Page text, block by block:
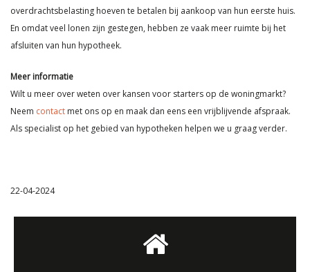
overdrachtsbelasting hoeven te betalen bij aankoop van hun eerste huis.
En omdat veel lonen zijn gestegen, hebben ze vaak meer ruimte bij het
afsluiten van hun hypotheek.
Meer informatie
Wilt u meer over weten over kansen voor starters op de woningmarkt?
Neem contact met ons op en maak dan eens een vrijblijvende afspraak.
Als specialist op het gebied van hypotheken helpen we u graag verder.
22-04-2024